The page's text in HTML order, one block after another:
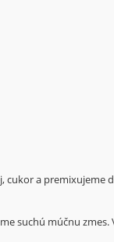
cukor a premixujeme
suchú múčnu zmes.